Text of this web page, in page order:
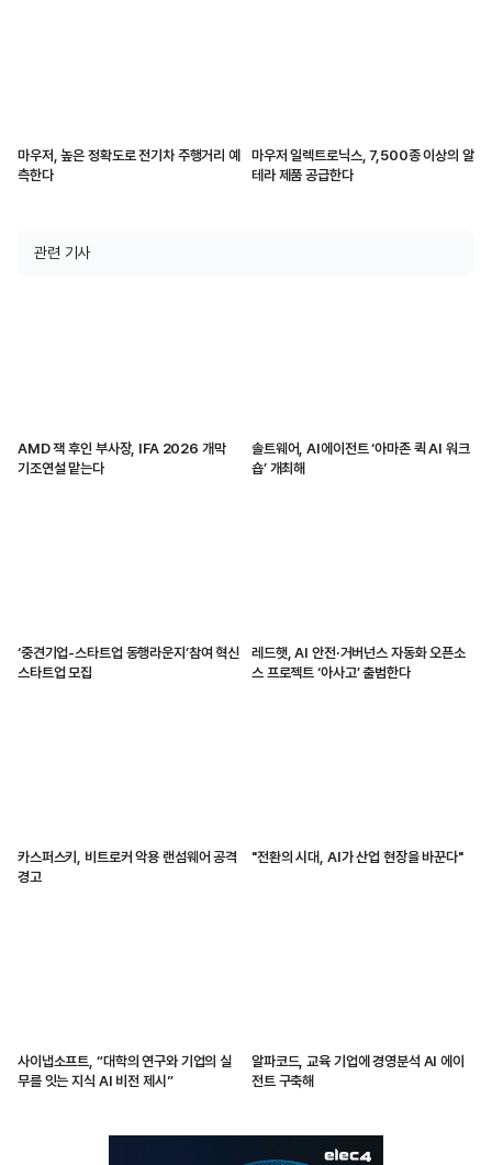
마우저, 높은 정확도로 전기차 주행거리 예
측한다
마우저 일렉트로닉스, 7,500종 이상의 알
테라 제품 공급한다
관련 기사
AMD 잭 후인 부사장, IFA 2026 개막
기조연설 맡는다
솔트웨어, AI에이전트 ‘아마존 퀵 AI 워크
숍’ 개최해
‘중견기업-스타트업 동행라운지’참여 혁신
스타트업 모집
레드햇, AI 안전·거버넌스 자동화 오픈소
스 프로젝트 ‘아사고’ 출범한다
카스퍼스키, 비트로커 악용 랜섬웨어 공격
경고
"전환의 시대, AI가 산업 현장을 바꾼다"
사이냅소프트, “대학의 연구와 기업의 실
무를 잇는 지식 AI 비전 제시”
알파코드, 교육 기업에 경영분석 AI 에이
전트 구축해